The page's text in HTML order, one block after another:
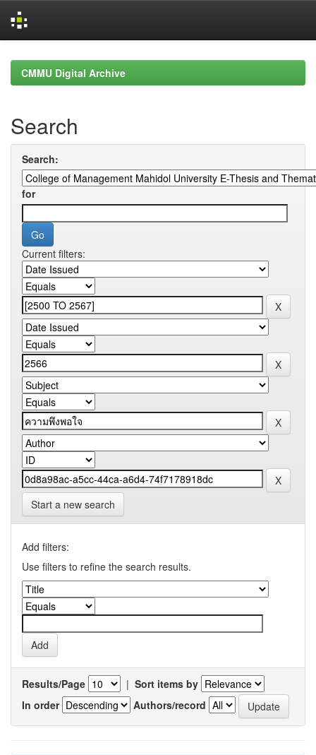
navigationCMMU Digital Archive
Search
Search:
for
Current filters:
Start a new search
Add filters:
Use filters to refine the search results.
Results/Page | Sort items by
In order
Authors/record